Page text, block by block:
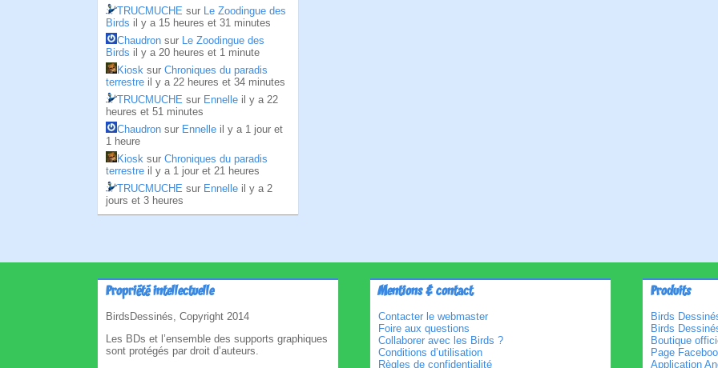
TRUCMUCHE sur Le Zoodingue des
Birds il y a 15 heures et 31 minutes
Chaudron sur Le Zoodingue des
Birds il y a 20 heures et 1 minute
Kiosk sur Chroniques du paradis
terrestre il y a 22 heures et 34 minutes
TRUCMUCHE sur Ennelle il y a 22
heures et 51 minutes
Chaudron sur Ennelle il y a 1 jour et
1 heure
Kiosk sur Chroniques du paradis
terrestre il y a 1 jour et 21 heures
TRUCMUCHE sur Ennelle il y a 2
jours et 3 heures
Propriété intellectuelle
BirdsDessinés, Copyright 2014
Les BDs et l’ensemble des supports graphiques
sont protégés par droit d’auteurs.
Mentions & contact
Contacter le webmaster
Foire aux questions
Collaborer avec les Birds ?
Conditions d’utilisation
Règles de confidentialité
Produits
Birds
Birds
Boutique
Page
Application